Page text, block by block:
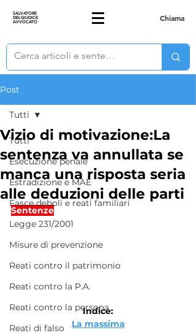
SALVATORE
DELGIUDICE
AVVOCATO Chiama
Post
Tutti
Esecuzione penale
Estradizione e MAE
Fasce deboli e reati familiari
Legge 231/2001
Misure di prevenzione
Reati contro il patrimonio
Reati contro la P.A.
Reati contro la persona
Reati di falso
Tutti
Vizio di motivazione:La
sentenza va annullata se
manca una risposta seria
alle deduzioni delle parti
Sentenze
Indice:
La massima